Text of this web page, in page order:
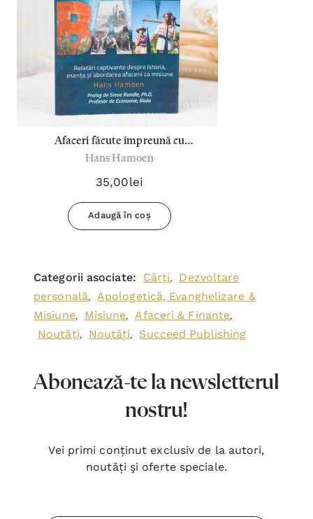
Afaceri făcute impreună cu
Dumnezeu - Hans Hamoen
Hans Hamoen
35,00lei
Adaugă în coș
Categorii asociate: Cărți,
Dezvoltare
personală,
Apologetică, Evanghelizare &
Misiune, Misiune, Afaceri & Finante,
Noutăți, Noutăți, Succeed Publishing
Abonează-te la newsletterul
nostru!
Vei primi conținut exclusiv de la autori,
noutăți şi oferte speciale.